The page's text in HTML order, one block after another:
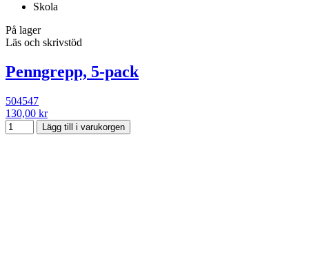
Skola
På lager
Läs och skrivstöd
Penngrepp, 5-pack
504547
130,00 kr
Lägg till i varukorgen